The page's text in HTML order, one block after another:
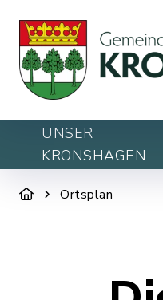
UNSER
KRONSHAGEN
Ortsplan